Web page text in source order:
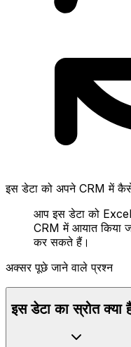
इस डेटा को अपने CRM में
आप इस डेटा को
CRM में आयात किया
कर सकते हैं।
अक्सर पूछे जाने वाले प्रश्न
इस डेटा का स्रोत क्या